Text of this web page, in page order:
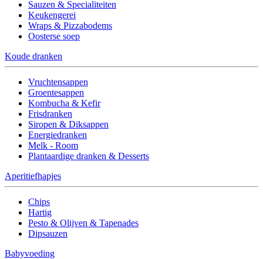
Sauzen & Specialiteiten
Keukengerei
Wraps & Pizzabodems
Oosterse soep
Koude dranken
Vruchtensappen
Groentesappen
Kombucha & Kefir
Frisdranken
Siropen & Diksappen
Energiedranken
Melk - Room
Plantaardige dranken & Desserts
Aperitiefhapjes
Chips
Hartig
Pesto & Olijven & Tapenades
Dipsauzen
Babyvoeding